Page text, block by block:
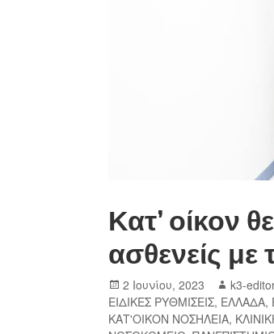
Κατ’ οίκον
ασθενείς
2 Ιουνίου, 2023 k3-
ΕΙΔΙΚΕΣ ΡΥΘΜΙΣΕΙΣ, ΕΛΛΑΔΑ,
ΚΑΤ'ΟΙΚΟΝ ΝΟΣΗΛΕΙΑ,